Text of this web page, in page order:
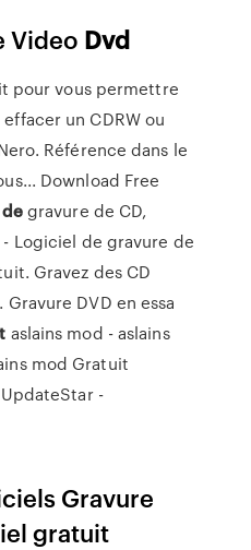
Video Dvd
pour vous permettre
un CDRW ou
Référence dans le
Download Free
degravure de CD,
- Logiciel de gravure de
Gravez des CD
DVD en essa
aslains mod - aslains
mod Gratuit
-
Gravure
gratuit